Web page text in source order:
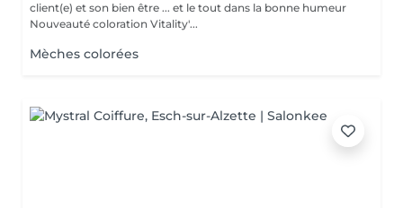
client(e) et son bien être ... et le tout dans la bonne humeur
Nouveauté coloration Vitality'...
Mèches colorées